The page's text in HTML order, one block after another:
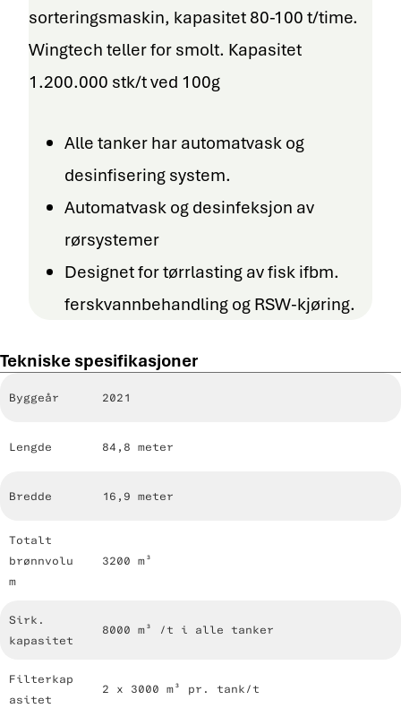
sorteringsmaskin, kapasitet 80-100 t/time.
Wingtech teller for smolt. Kapasitet
1.200.000 stk/t ved 100g
Alle tanker har automatvask og
desinfisering system.
Automatvask og desinfeksjon av
rørsystemer
Designet for tørrlasting av fisk ifbm.
ferskvannbehandling og RSW-kjøring.
Tekniske spesifikasjoner
Spesifikasjon Verdi
Byggeår 2021
Lengde 84,8 meter
Bredde 16,9 meter
Totalt
brønnvolu
m
3200 m³
Sirk.
kapasitet
8000 m³ /t i alle tanker
Filterkap
asitet
2 x 3000 m³ pr. tank/t